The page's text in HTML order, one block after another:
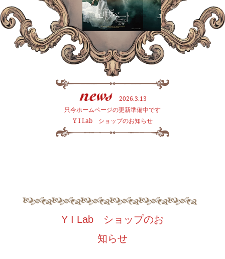
2026.3.13
只今ホームページの更新準備中です
Y I Lab ショップのお知らせ
Y I Lab ショップのお
知らせ